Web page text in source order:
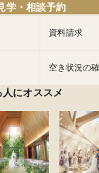
学・相談予約
資料請求
空き状況の
にオススメ